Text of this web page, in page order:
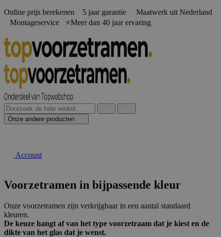
Online prijs berekenen️ 5 jaar garantie Maatwerk uit Nederland
Montageservice ⭐Meer dan 40 jaar ervaring
Onze andere producten
Account
Voorzetramen in bijpassende kleur
Onze voorzetramen zijn verkrijgbaar in een aantal standaard
kleuren.
De keuze hangt af van het type voorzetraam dat je kiest en de
dikte van het glas dat je wenst.